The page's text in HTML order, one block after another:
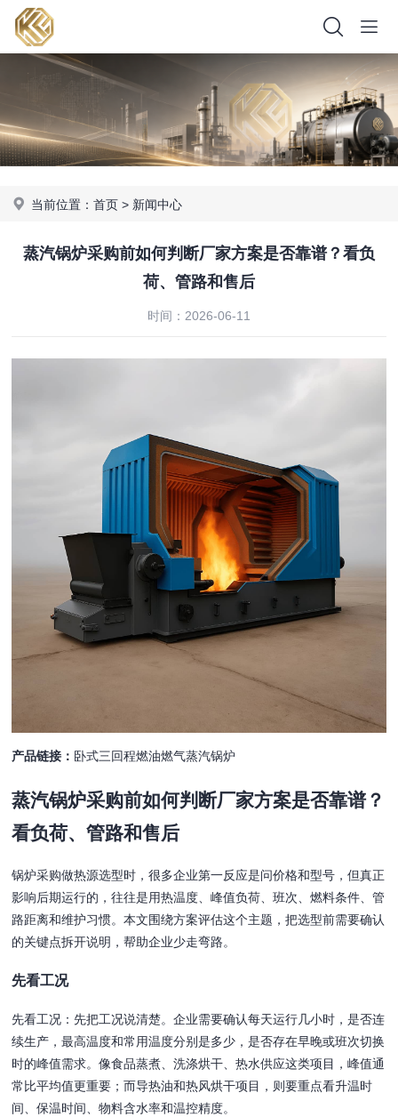
当前位置：首页 > 新闻中心
蒸汽锅炉采购前如何判断厂家方案是否靠谱？看负
荷、管路和售后
时间：2026-06-11
产品链接： 卧式三回程燃油燃气蒸汽锅炉
蒸汽锅炉采购前如何判断厂家方案是否靠谱？
看负荷、管路和售后
锅炉采购做热源选型时，很多企业第一反应是问价格和型号，但真正
影响后期运行的，往往是用热温度、峰值负荷、班次、燃料条件、管
路距离和维护习惯。本文围绕方案评估这个主题，把选型前需要确认
的关键点拆开说明，帮助企业少走弯路。
先看工况
先看工况：先把工况说清楚。企业需要确认每天运行几小时，是否连
续生产，最高温度和常用温度分别是多少，是否存在早晚或班次切换
时的峰值需求。像食品蒸煮、洗涤烘干、热水供应这类项目，峰值通
常比平均值更重要；而导热油和热风烘干项目，则要重点看升温时
间、保温时间、物料含水率和温控精度。